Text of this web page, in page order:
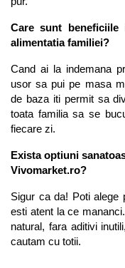
Care sunt
alimentatia familiei?
Cand ai la indemana
usor sa pui pe masa
de baza iti permit sa
toata familia sa se
fiecare zi.
Exista optiuni
Vivomarket.ro?
Sigur ca da! Poti alege
esti atent la ce
natural, fara aditivi
cautam cu totii.